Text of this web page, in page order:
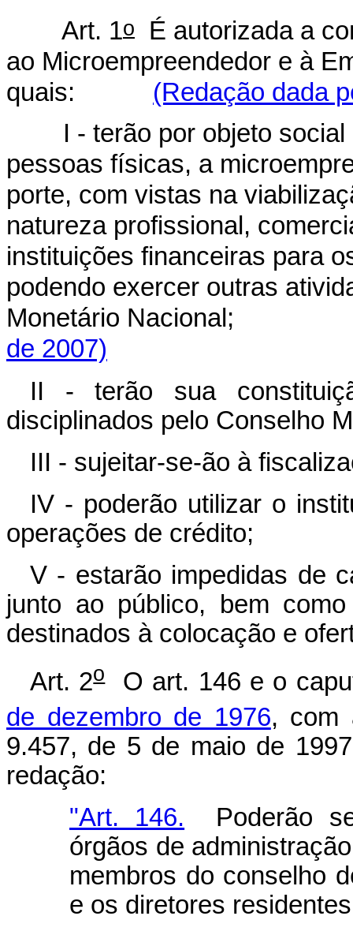
Art. 1o
É autorizada a
ao Microempreendedor e à
quais: (Redação dada
I - terão por objeto
pessoas físicas, a
porte, com vistas na
natureza profissional,
instituições financeiras para
podendo exercer outras
Monetário
de 2007)
II - terão sua
disciplinados pelo Conselho
III - sujeitar-se-ão à
IV - poderão utilizar o
operações de crédito;
V - estarão impedidas de
junto ao público, bem
destinados à colocação e
Art. 2oO art. 146 e o
de dezembro de 1976, com
9.457, de 5 de maio de
redação:
"Art. 146. Poderão
órgãos de
membros do conselho
e os diretores